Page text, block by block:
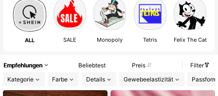
ALL SALE Monopoly Tetris Felix The Cat
Empfehlungen Beliebtest Preis
Filter
Kategorie
Farbe Details Gewebeelastizität Passform